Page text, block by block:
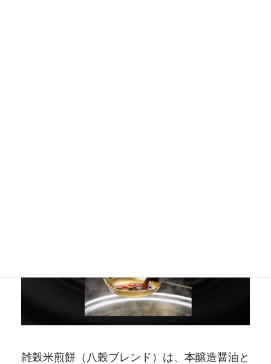
雑穀米煎餅（八穀ブレンド）は、本醸造醤油と